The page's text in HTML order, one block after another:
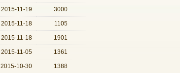
2015-11-19 3000
2015-11-18 1105
2015-11-18 1901
2015-11-05 1361
2015-10-30 1388